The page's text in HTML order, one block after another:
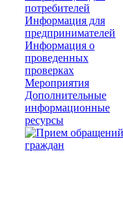
потребителей
Информация для
предпринимателей
Информация о
проведенных
проверках
Мероприятия
Дополнительные
информационные
ресурсы